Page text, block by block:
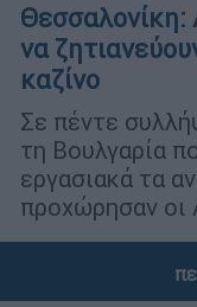
Θεσσαλονίκη:
να
καζίνο
Σε πέντε
τη Βουλγαρία
εργασιακά τα
προχώρησαν οι